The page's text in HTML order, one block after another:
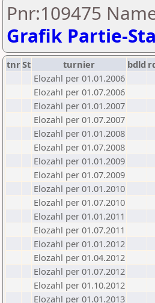
Pnr:109475
Grafik Partie-
tnrSt turnier bdld
Elozahl per 01.01.2006
Elozahl per 01.07.2006
Elozahl per 01.01.2007
Elozahl per 01.07.2007
Elozahl per 01.01.2008
Elozahl per 01.07.2008
Elozahl per 01.01.2009
Elozahl per 01.07.2009
Elozahl per 01.01.2010
Elozahl per 01.07.2010
Elozahl per 01.01.2011
Elozahl per 01.07.2011
Elozahl per 01.01.2012
Elozahl per 01.04.2012
Elozahl per 01.07.2012
Elozahl per 01.10.2012
Elozahl per 01.01.2013